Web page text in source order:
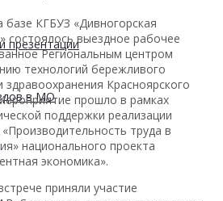
презентации
в МО
базе КГБУЗ «Дивногорская
состоялось выездное рабочее
Региональным центром
технологий бережливого
здравоохранения Красноярского
прошло в рамках
поддержки реализации
труда в
национального проекта
экономика».
приняли участие